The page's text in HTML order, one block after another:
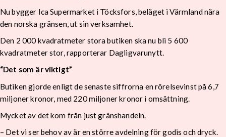
Nu bygger Ica Supermarket i Töcksfors, beläget i Värmland nära
den norska gränsen, ut sin verksamhet.
Den 2 000 kvadratmeter stora butiken ska nu bli 5 600
kvadratmeter stor, rapporterar Dagligvarunytt.
“Det som är viktigt”
Butiken gjorde enligt de senaste siffrorna en rörelsevinst på 6,7
miljoner kronor, med 220 miljoner kronor i omsättning.
Mycket av det kom från just gränshandeln.
– Det vi ser behov av är en större avdelning för godis och dryck.